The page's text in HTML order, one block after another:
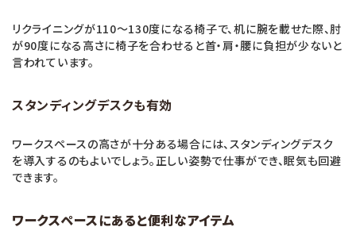
リクライニングが110～130度になる椅子で、机に腕を載せた際、肘
が90度になる高さに椅子を合わせると首・肩・腰に負担が少ないと
言われています。
スタンディングデスクも有効
ワークスペースの高さが十分ある場合には、スタンディングデスク
を導入するのもよいでしょう。正しい姿勢で仕事ができ、眠気も回避
できます。
ワークスペースにあると便利なアイテム